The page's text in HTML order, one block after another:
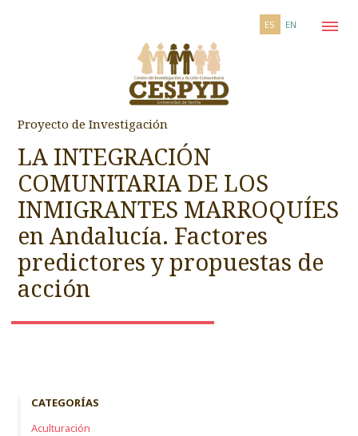
ES EN
Proyecto de Investigación
LA INTEGRACIÓN
COMUNITARIA DE LOS
INMIGRANTES MARROQUÍES
en Andalucía. Factores
predictores y propuestas de
acción
CATEGORÍAS
Aculturación